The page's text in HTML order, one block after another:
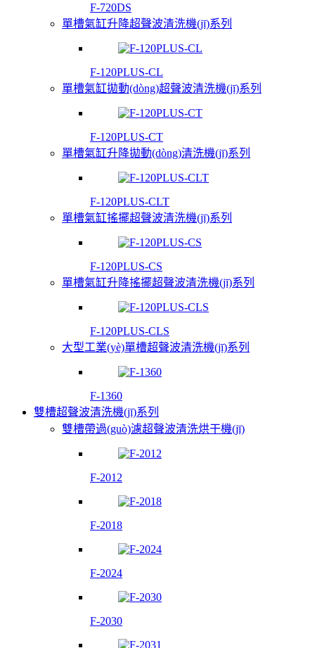
F-720DS
單槽氣缸升降超聲波清洗機(jī)系列
F-120PLUS-CL
單槽氣缸拋動(dòng)超聲波清洗機(jī)系列
F-120PLUS-CT
單槽氣缸升降拋動(dòng)清洗機(jī)系列
F-120PLUS-CLT
單槽氣缸搖擺超聲波清洗機(jī)系列
F-120PLUS-CS
單槽氣缸升降搖擺超聲波清洗機(jī)系列
F-120PLUS-CLS
大型工業(yè)單槽超聲波清洗機(jī)系列
F-1360
雙槽超聲波清洗機(jī)系列
雙槽帶過(guò)濾超聲波清洗烘干機(jī)
F-2012
F-2018
F-2024
F-2030